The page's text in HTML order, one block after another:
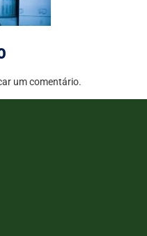
um comentário.